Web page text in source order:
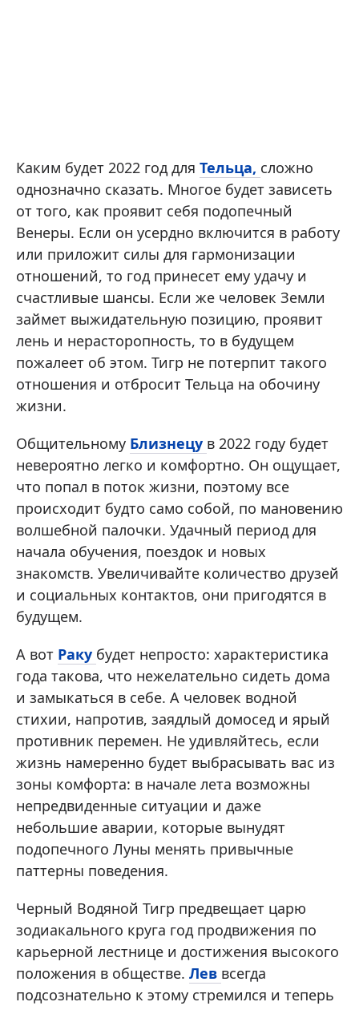
Каким будет 2022 год для Тельца, сложно
однозначно сказать. Многое будет зависеть
от того, как проявит себя подопечный
Венеры. Если он усердно включится в работу
или приложит силы для гармонизации
отношений, то год принесет ему удачу и
счастливые шансы. Если же человек Земли
займет выжидательную позицию, проявит
лень и нерасторопность, то в будущем
пожалеет об этом. Тигр не потерпит такого
отношения и отбросит Тельца на обочину
жизни.
Общительному Близнецу в 2022 году будет
невероятно легко и комфортно. Он ощущает,
что попал в поток жизни, поэтому все
происходит будто само собой, по мановению
волшебной палочки. Удачный период для
начала обучения, поездок и новых
знакомств. Увеличивайте количество друзей
и социальных контактов, они пригодятся в
будущем.
А вот Раку будет непросто: характеристика
года такова, что нежелательно сидеть дома
и замыкаться в себе. А человек водной
стихии, напротив, заядлый домосед и ярый
противник перемен. Не удивляйтесь, если
жизнь намеренно будет выбрасывать вас из
зоны комфорта: в начале лета возможны
непредвиденные ситуации и даже
небольшие аварии, которые вынудят
подопечного Луны менять привычные
паттерны поведения.
Черный Водяной Тигр предвещает царю
зодиакального круга год продвижения по
карьерной лестнице и достижения высокого
положения в обществе. Лев всегда
подсознательно к этому стремился и теперь